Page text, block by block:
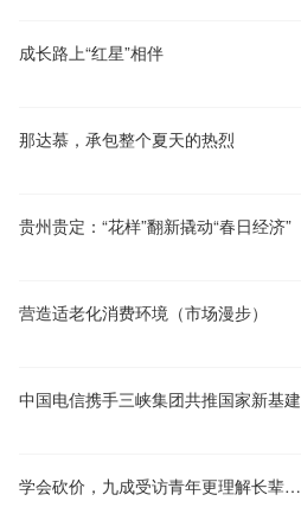
成长路上“红星”相伴
那达慕，承包整个夏天的热烈
贵州贵定：“花样”翻新撬动“春日经济”
营造适老化消费环境（市场漫步）
中国电信携手三峡集团共推国家新基建
学会砍价，九成受访青年更理解长辈消费观